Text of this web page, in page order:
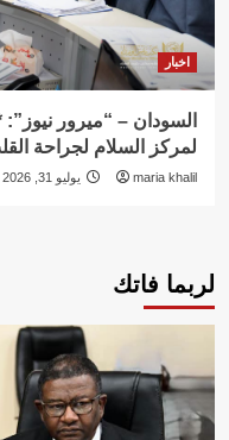
اخبار
السودان – “ميرور
لمركز السلام لجراحة
maria khalil يوليو 31, 2026
لربما فاتك